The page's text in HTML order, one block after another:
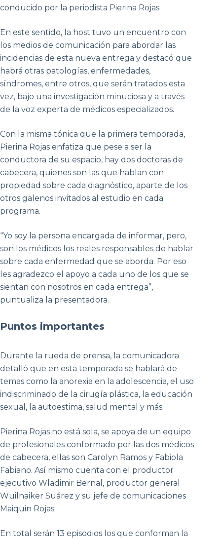
conducido por la periodista Pierina Rojas.
En este sentido, la host tuvo un encuentro con
los medios de comunicación para abordar las
incidencias de esta nueva entrega y destacó que
habrá otras patologías, enfermedades,
síndromes, entre otros, que serán tratados esta
vez, bajo una investigación minuciosa y a través
de la voz experta de médicos especializados.
Con la misma tónica que la primera temporada,
Pierina Rojas enfatiza que pese a ser la
conductora de su espacio, hay dos doctoras de
cabecera, quienes son las que hablan con
propiedad sobre cada diagnóstico, aparte de los
otros galenos invitados al estudio en cada
programa.
“Yo soy la persona encargada de informar, pero,
son los médicos los reales responsables de hablar
sobre cada enfermedad que se aborda. Por eso
les agradezco el apoyo a cada uno de los que se
sientan con nosotros en cada entrega”,
puntualiza la presentadora.
Puntos importantes
Durante la rueda de prensa, la comunicadora
detalló que en esta temporada se hablará de
temas como la anorexia en la adolescencia, el uso
indiscriminado de la cirugía plástica, la educación
sexual, la autoestima, salud mental y más.
Pierina Rojas no está sola, se apoya de un equipo
de profesionales conformado por las dos médicos
de cabecera, ellas son Carolyn Ramos y Fabiola
Fabiano. Así mismo cuenta con el productor
ejecutivo Wladimir Bernal, productor general
Wuilnaiker Suárez y su jefe de comunicaciones
Maiquin Rojas.
En total serán 13 episodios los que conforman la